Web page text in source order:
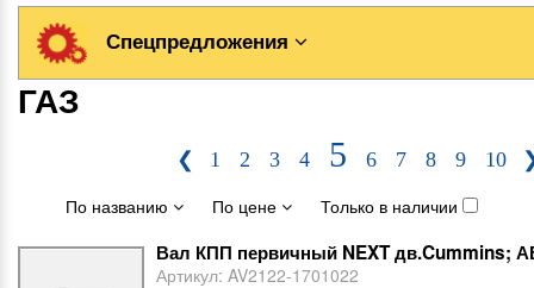
Спецпредложения
ГАЗ
❮ 1 2 3 4 5 6 7 8 9 10
По названию
По цене Только в наличии
Вал КПП первичный NEXT дв.Cummins;
Артикул: AV2122-1701022